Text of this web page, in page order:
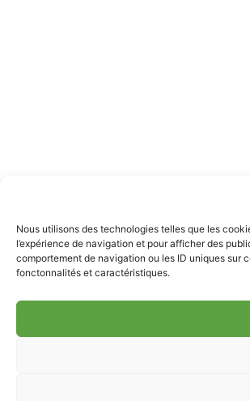
Nous utilisons des technologies telles que les
l’expérience de navigation et pour afficher des
comportement de navigation ou les ID uniques sur
fonctonnalités et caractéristiques.